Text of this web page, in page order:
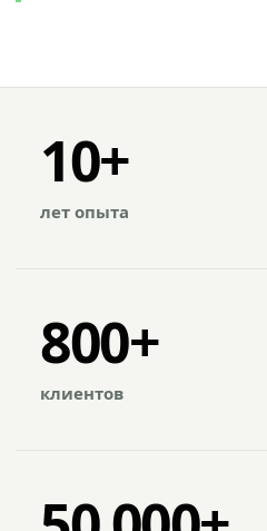
10+
лет опыта
800+
клиентов